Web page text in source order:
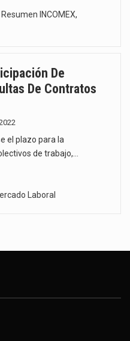
Resumen INCOMEX,
De
De Contratos
el plazo para la
de trabajo,…
Laboral